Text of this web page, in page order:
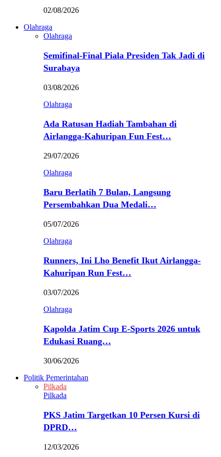
02/08/2026
Olahraga
Olahraga
Semifinal-Final Piala Presiden Tak Jadi di
Surabaya
03/08/2026
Olahraga
Ada Ratusan Hadiah Tambahan di
Airlangga-Kahuripan Fun Fest…
29/07/2026
Olahraga
Baru Berlatih 7 Bulan, Langsung
Persembahkan Dua Medali…
05/07/2026
Olahraga
Runners, Ini Lho Benefit Ikut Airlangga-
Kahuripan Run Fest…
03/07/2026
Olahraga
Kapolda Jatim Cup E-Sports 2026 untuk
Edukasi Ruang…
30/06/2026
Politik Pemerintahan
Pilkada
Pilkada
PKS Jatim Targetkan 10 Persen Kursi di
DPRD…
12/03/2026